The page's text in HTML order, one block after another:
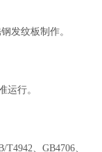
发纹板制作。
运行。
T4942、GB4706、